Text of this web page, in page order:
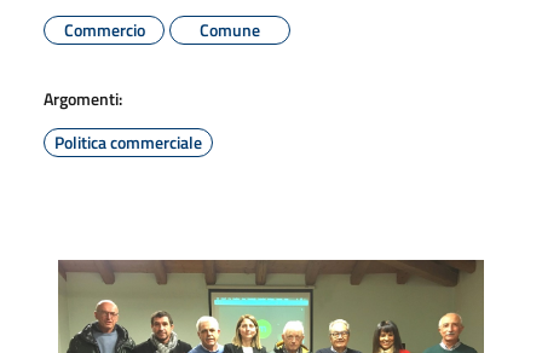
Commercio
Comune
Argomenti:
Politica commerciale